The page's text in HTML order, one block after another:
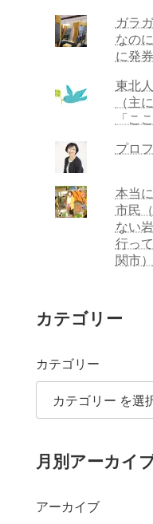
ガラ
なの
に発
東北
（主
「こ
プロ
本当
市民
ない
行っ
関市）
カテゴリー
カテゴリー
月別アーカイ
アーカイブ